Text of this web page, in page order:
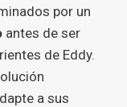
por un
antes de ser
de Eddy.
a sus